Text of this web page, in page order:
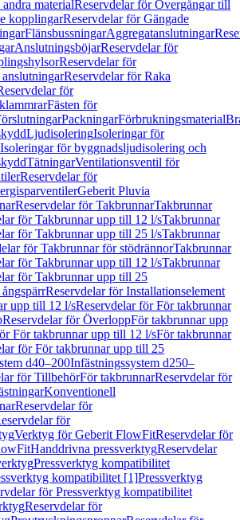
materialReservdelar för Övergångar till
kopplingarReservdelar för Gängade
FlänsbussningarAggregatanslutningar
AnslutningsböjarReservdelar för
Reservdelar för
Reservdelar för Raka
för
Fästen för
PackningarFörbrukningsmaterial
LjudisoleringIsoleringar för
Isoleringar för byggnadsljudisolering och
TätningarVentilationsventil för
Reservdelar för
Geberit Pluvia
Reservdelar för TakbrunnarTakbrunnar
för Takbrunnar upp till 12 l/sTakbrunnar
för Takbrunnar upp till 25 l/sTakbrunnar
för Takbrunnar för stödrännorTakbrunnar
för Takbrunnar upp till 12 l/sTakbrunnar
för Takbrunnar upp till 25
Reservdelar för Installationselement
upp till 12 l/sReservdelar för För takbrunnar
Reservdelar för ÖverloppFör takbrunnar upp
För takbrunnar upp till 12 l/sFör takbrunnar
för För takbrunnar upp till 25
d40–200Infästningssystem d250–
för TillbehörFör takbrunnarReservdelar för
Konventionell
Reservdelar för
för
Verktyg för Geberit FlowFitReservdelar för
Handdrivna pressverktygReservdelar
Pressverktyg kompatibilitet
kompatibilitet [1]Pressverktyg
för Pressverktyg kompatibilitet
Reservdelar för